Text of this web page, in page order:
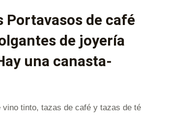
Portavasos de café
de joyería
una canasta-
tinto, tazas de café y tazas de té